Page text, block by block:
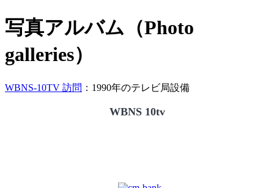
写真アルバム（Photo
galleries）
WBNS-10TV 訪問 ：1990年のテレビ局設備
WBNS 10tv